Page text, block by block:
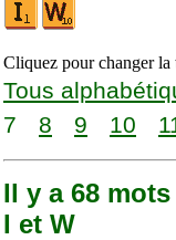
Cliquez pour changer la
Tous
7
8 9 10
Il y a 68
I et W